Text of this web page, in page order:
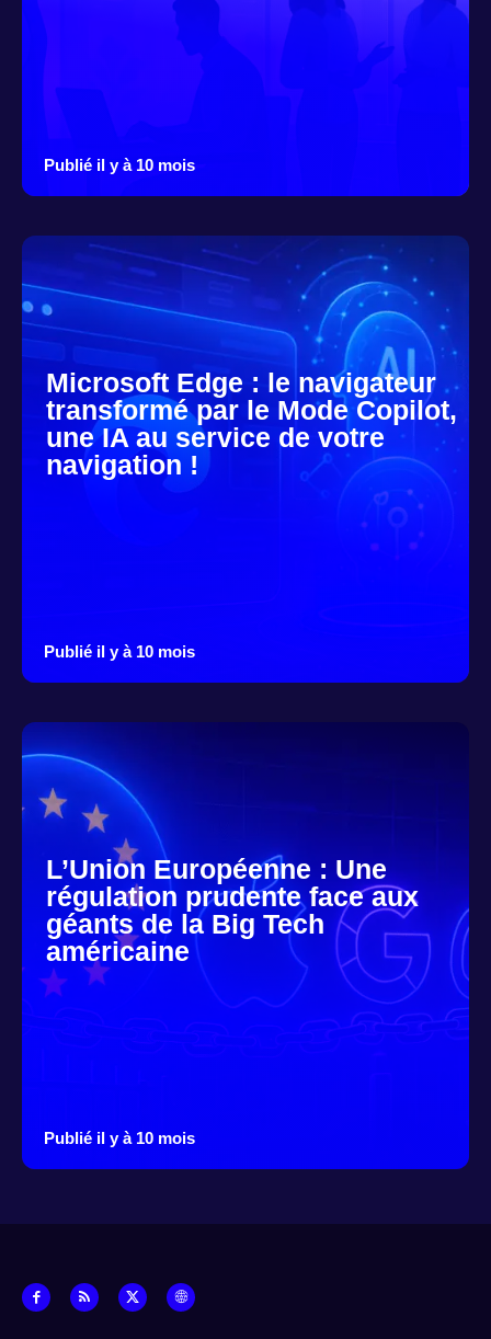
Publié il y à 10 mois
Microsoft Edge : le navigateur
transformé par le Mode Copilot,
une IA au service de votre
navigation !
Publié il y à 10 mois
L’Union Européenne : Une
régulation prudente face aux
géants de la Big Tech
américaine
Publié il y à 10 mois